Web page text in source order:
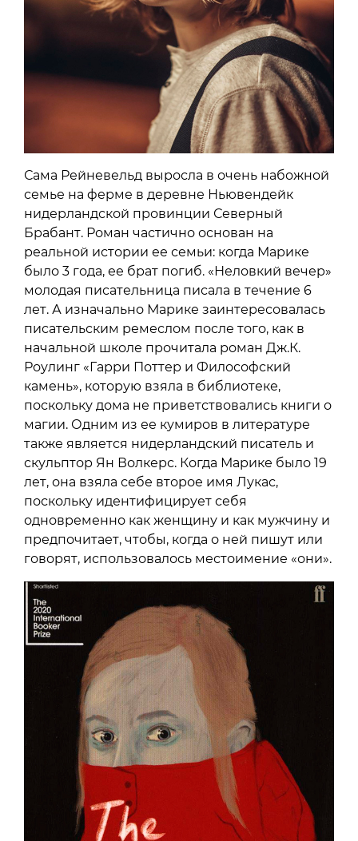
Сама Рейневельд выросла в очень набожной
семье на ферме в деревне Ньювендейк
нидерландской провинции Северный
Брабант. Роман частично основан на
реальной истории ее семьи: когда Марике
было 3 года, ее брат погиб. «Неловкий вечер»
молодая писательница писала в течение 6
лет. А изначально Марике заинтересовалась
писательским ремеслом после того, как в
начальной школе прочитала роман Дж.К.
Роулинг «Гарри Поттер и Философский
камень», которую взяла в библиотеке,
поскольку дома не приветствовались книги о
магии. Одним из ее кумиров в литературе
также является нидерландский писатель и
скульптор Ян Волкерс. Когда Марике было 19
лет, она взяла себе второе имя Лукас,
поскольку идентифицирует себя
одновременно как женщину и как мужчину и
предпочитает, чтобы, когда о ней пишут или
говорят, использовалось местоимение «они».